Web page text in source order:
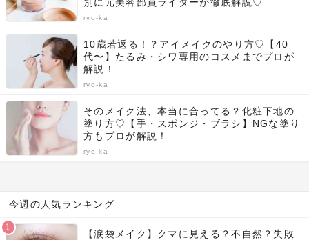
ryo-ka
10歳若返る！？アイメイクのやり方♡【40
代〜】たるみ・シワ専用のコスメまでプロが
解説！
ryo-ka
そのメイク法、本当に合ってる？化粧下地の
塗り方♡【手・スポンジ・ブラシ】NGな塗り
方もプロが解説！
ryo-ka
今週の人気ランキング
【涙袋メイク】クマに見える？不自然？失敗